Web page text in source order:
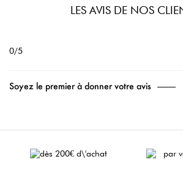
LES AVIS DE NOS
0/5
Soyez le premier à donner votre avis